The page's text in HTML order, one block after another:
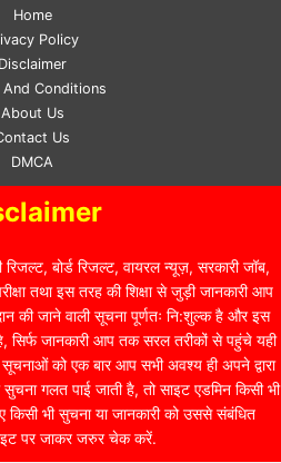
Home
Policy
Disclaimer
And Conditions
About Us
Us
DMCA
बोर्ड रिजल्ट, वायरल न्यूज़, सरकारी जॉब,
तथा इस तरह की शिक्षा से जुड़ी जानकारी आप
की जाने वाली सूचना पूर्णतः नि:शुल्क है और इस
सिर्फ जानकारी आप तक सरल तरीकों से पहुंचे यही
सूचनाओं को एक बार आप सभी अवश्य ही अपने द्वारा
गलत पाई जाती है, तो साइट एडमिन किसी भी
किसी भी सुचना या जानकारी को उससे संबंधित
पर जाकर जरुर चेक करें.